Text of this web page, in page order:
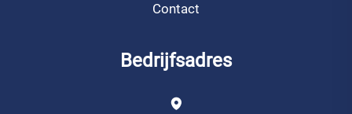
Contact
Bedrijfsadres